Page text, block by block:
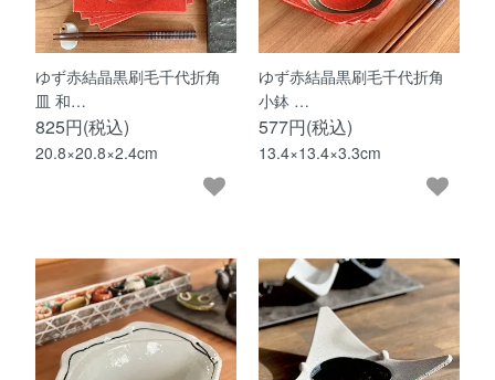
ゆず赤結晶黒刷毛千代折角
皿 和…
825円(税込)
20.8×20.8×2.4cm
ゆず赤結晶黒刷毛千代折角
小鉢 …
577円(税込)
13.4×13.4×3.3cm